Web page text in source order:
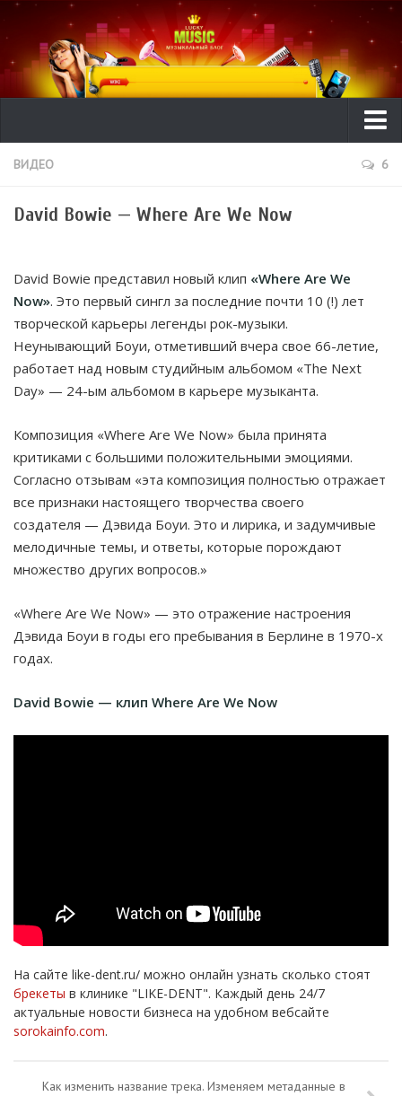
Ликбез
Видео
Интересное
Исполнители
Новости музыки
ВИДЕО 6
David Bowie — Where Are We Now
David Bowie представил новый клип «Where Are We
Now». Это первый сингл за последние почти 10 (!) лет
творческой карьеры легенды рок-музыки.
Неунывающий Боуи, отметивший вчера свое 66-летие,
работает над новым студийным альбомом «The Next
Day» — 24-ым альбомом в карьере музыканта.
Композиция «Where Are We Now» была принята
критиками с большими положительными эмоциями.
Согласно отзывам «эта композиция полностью отражает
все признаки настоящего творчества своего
создателя — Дэвида Боуи. Это и лирика, и задумчивые
мелодичные темы, и ответы, которые порождают
множество других вопросов.»
«Where Are We Now» — это отражение настроения
Дэвида Боуи в годы его пребывания в Берлине в 1970-х
годах.
David Bowie — клип Where Are We Now
На сайте like-dent.ru/ можно онлайн узнать сколько стоят
брекеты в клинике "LIKE-DENT". Каждый день 24/7
актуальные новости бизнеса на удобном вебсайте
sorokainfo.com.
Как изменить название трека. Изменяем метаданные в